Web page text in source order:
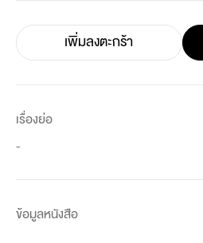
เพิ่มลงตะกร้า
เรื่องย่อ
-
ข้อมูลหนังสือ